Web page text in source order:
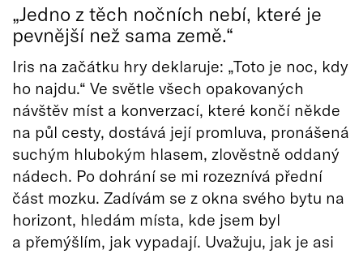
„Jedno z těch nočních nebí, které je
pevnější než sama země.“
Iris na začátku hry deklaruje: „Toto je noc, kdy
ho najdu.“ Ve světle všech opakovaných
návštěv míst a konverzací, které končí někde
na půl cesty, dostává její promluva, pronášená
suchým hlubokým hlasem, zlověstně oddaný
nádech. Po dohrání se mi rozeznívá přední
část mozku. Zadívám se z okna svého bytu na
horizont, hledám místa, kde jsem byl
a přemýšlím, jak vypadají. Uvažuju, jak je asi